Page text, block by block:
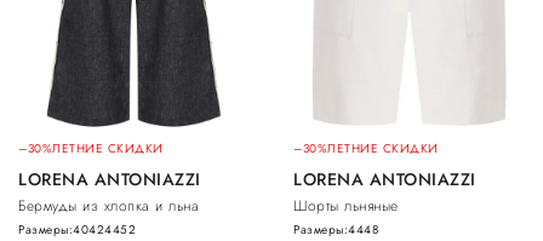
–30%ЛЕТНИЕ СКИДКИ
LORENA ANTONIAZZI
Бермуды из хлопка и льна
Размеры:40424452
–30%ЛЕТНИЕ СКИДКИ
LORENA ANTONIAZZI
Шорты льняные
Размеры:4448